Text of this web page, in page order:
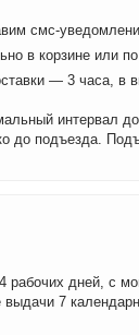
смс-
в корзине или
— 3 часа, в
интервал
до подъезда.
дней, с
выдачи 7